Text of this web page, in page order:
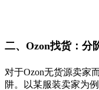
二、Ozon找货：分
对于Ozon无货源卖家
阱。以某服装卖家为